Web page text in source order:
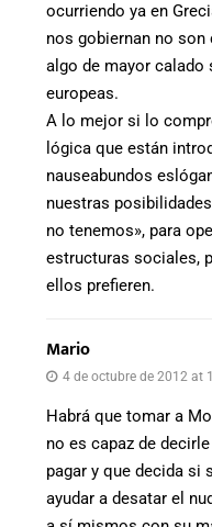
ocurriendo ya en
nos gobiernan no son
algo de mayor calado
europeas.
A lo mejor si lo
lógica que están
nauseabundos
nuestras
no tenemos», para
estructuras sociales,
ellos prefieren.
Mario
4 de octubre de 2012 at
Habrá que tomar a
no es capaz de
pagar y que decida si
ayudar a desatar el